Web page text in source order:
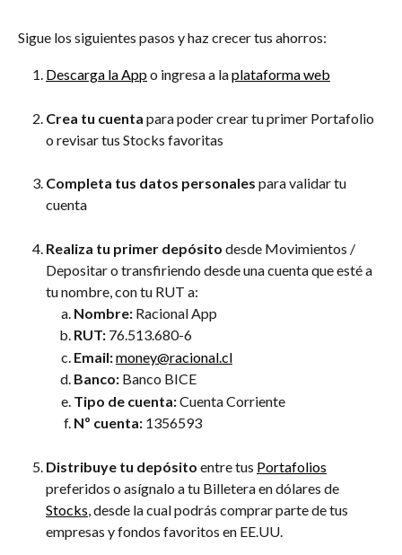
Sigue los siguientes pasos y haz crecer tus ahorros:
Descarga la App o ingresa a la plataforma web
Crea tu cuenta para poder crear tu primer Portafolio
o revisar tus Stocks favoritas
Completa tus datos personales para validar tu
cuenta
Realiza tu primer depósito desde Movimientos /
Depositar o transfiriendo desde una cuenta que esté a
tu nombre, con tu RUT a:
Nombre: Racional App
RUT: 76.513.680-6
Email:money@racional.cl
Banco: Banco BICE
Tipo de cuenta: Cuenta Corriente
Nº cuenta: 1356593
Distribuye tu depósito entre tus Portafolios
preferidos o asígnalo a tu Billetera en dólares de
Stocks, desde la cual podrás comprar parte de tus
empresas y fondos favoritos en EE.UU.